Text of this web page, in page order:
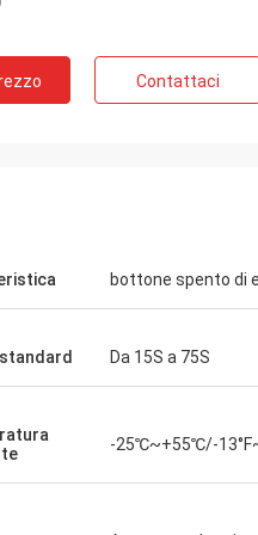
Contattaci
bottone spento di
Da 15S a 75S
-25℃~+55℃/-